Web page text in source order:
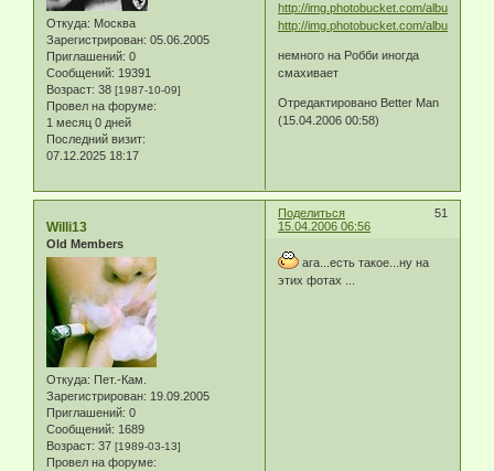
Откуда: Москва
Зарегистрирован: 05.06.2005
Приглашений: 0
Сообщений: 19391
Возраст: 38 [1987-10-09]
Провел на форуме:
1 месяц 0 дней
Последний визит:
07.12.2025 18:17
http://img.photobucket.com/albums/
http://img.photobucket.com/albums/
немного на Робби иногда
смахивает
Отредактировано Better Man
(15.04.2006 00:58)
Поделиться
51
15.04.2006 06:56
Willi13
Old Members
Откуда: Пет.-Кам.
Зарегистрирован: 19.09.2005
Приглашений: 0
Сообщений: 1689
Возраст: 37 [1989-03-13]
Провел на форуме:
ага...есть такое...ну на
этих фотах ...